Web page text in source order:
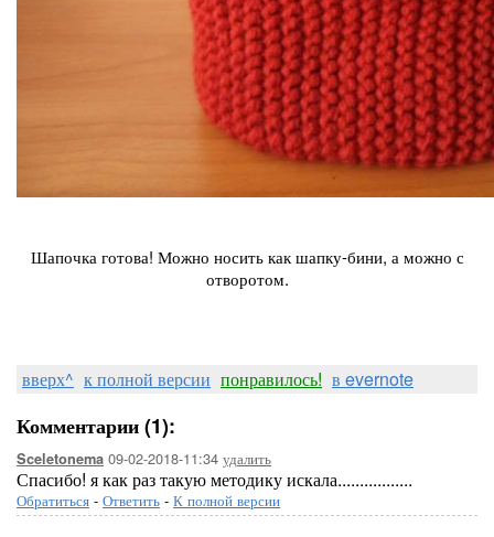
Шапочка готова! Можно носить как шапку-бини, а можно с
отворотом.
вверх^ к полной версии понравилось! в evernote
Комментарии (1):
Sceletonema 09-02-2018-11:34 удалить
Спасибо! я как раз такую методику искала.................
Обратиться - Ответить - К полной версии